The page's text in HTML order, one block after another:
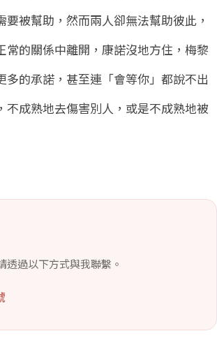
被幫助，然而兩人卻無法幫助彼此，
的關係中離開，康諾沒地方住，梅黎
的承諾，甚至連「會等你」都說不出
成熟地去傷害別人，或是不成熟地被
過以下方式與我聯繫。